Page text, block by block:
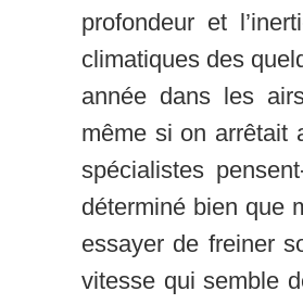
profondeur et
climatiques des
année dans les
même si on arrêtait
spécialistes
déterminé bien que
essayer de freiner
vitesse qui semble